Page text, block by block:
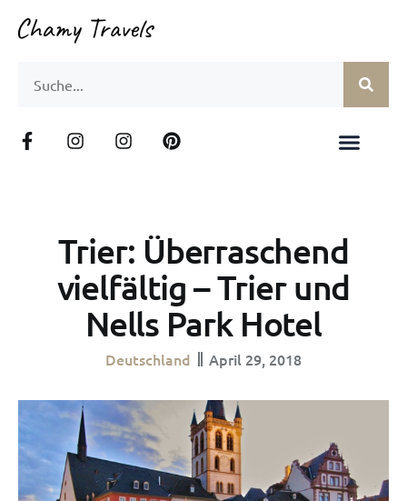
Trier: Überraschend
vielfältig – Trier und
Nells Park Hotel
Deutschland April 29, 2018